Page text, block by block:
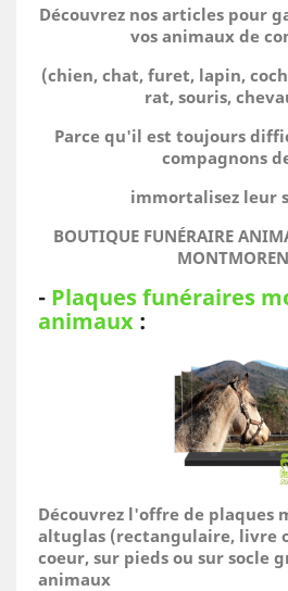
Découvrez nos articles pour
vos animaux de
(chien, chat, furet, lapin,
rat, souris,
Parce qu'il est toujours
compagnons
immortalisez leur
BOUTIQUE FUNÉRAIRE
- Plaques funéraires
animaux :
Découvrez l'offre de plaques
altuglas (rectangulaire, livre
coeur, sur pieds ou sur socle
animaux